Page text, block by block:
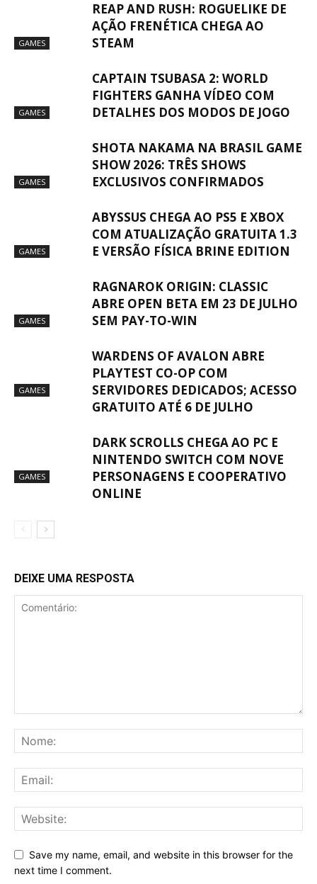
GAMES
REAP AND RUSH: ROGUELIKE DE
AÇÃO FRENÉTICA CHEGA AO
STEAM
GAMES
CAPTAIN TSUBASA 2: WORLD
FIGHTERS GANHA VÍDEO COM
DETALHES DOS MODOS DE JOGO
GAMES
SHOTA NAKAMA NA BRASIL GAME
SHOW 2026: TRÊS SHOWS
EXCLUSIVOS CONFIRMADOS
GAMES
ABYSSUS CHEGA AO PS5 E XBOX
COM ATUALIZAÇÃO GRATUITA 1.3
E VERSÃO FÍSICA BRINE EDITION
GAMES
RAGNAROK ORIGIN: CLASSIC
ABRE OPEN BETA EM 23 DE JULHO
SEM PAY-TO-WIN
GAMES
WARDENS OF AVALON ABRE
PLAYTEST CO-OP COM
SERVIDORES DEDICADOS; ACESSO
GRATUITO ATÉ 6 DE JULHO
GAMES
DARK SCROLLS CHEGA AO PC E
NINTENDO SWITCH COM NOVE
PERSONAGENS E COOPERATIVO
ONLINE
DEIXE UMA RESPOSTA
Save my name, email, and website in this browser for the
next time I comment.